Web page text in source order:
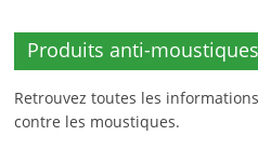
Produits anti-moustiques
Retrouvez toutes les
contre les moustiques.